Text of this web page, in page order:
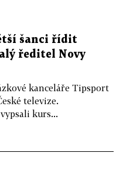
šanci řídit
ředitel Novy
kanceláře Tipsport
televize.
kurs...